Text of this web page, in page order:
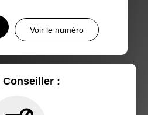
Voir le numéro
Conseiller :